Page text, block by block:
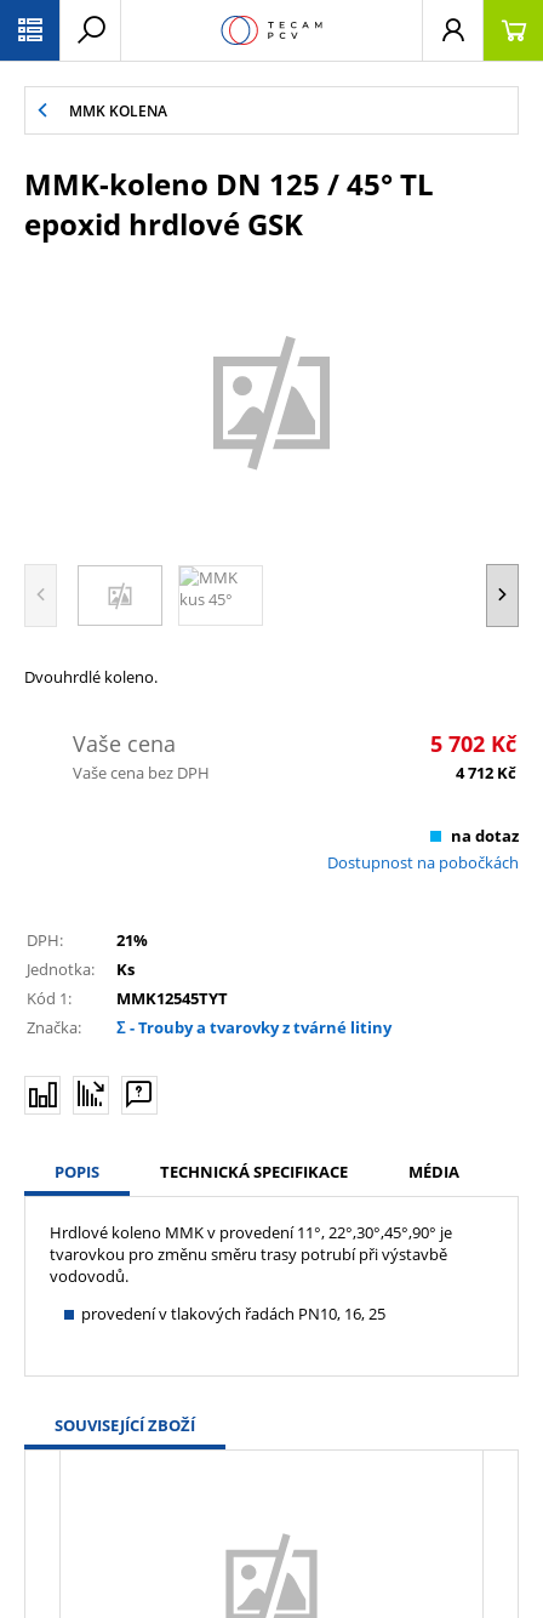
MMK KOLENA
MMK-koleno DN 125 / 45° TL
epoxid hrdlové GSK
Dvouhrdlé koleno.
Vaše cena 5 702 Kč
Vaše cena bez DPH 4 712 Kč
na dotaz
Dostupnost na pobočkách
DPH:
21%
Jednotka:
Ks
Kód 1:
MMK12545TYT
Značka:
Σ - Trouby a tvarovky z tvárné litiny
POPIS TECHNICKÁ SPECIFIKACE MÉDIA
Hrdlové koleno MMK v provedení 11°, 22°,30°,45°,90° je
tvarovkou pro změnu směru trasy potrubí při výstavbě
vodovodů.
provedení v tlakových řadách PN10, 16, 25
SOUVISEJÍCÍ ZBOŽÍ